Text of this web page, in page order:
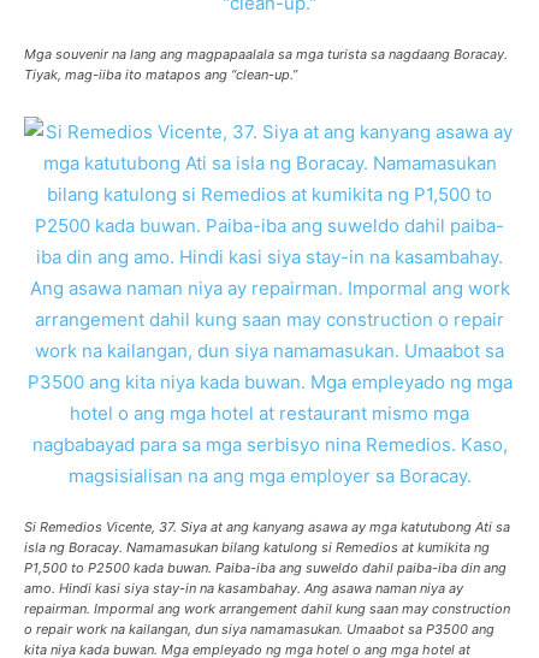
Mga souvenir na lang ang magpapaalala sa mga turista sa nagdaang Boracay.
Tiyak, mag-iiba ito matapos ang “clean-up.”
Si Remedios Vicente, 37. Siya at ang kanyang asawa ay mga katutubong Ati sa
isla ng Boracay. Namamasukan bilang katulong si Remedios at kumikita ng
P1,500 to P2500 kada buwan. Paiba-iba ang suweldo dahil paiba-iba din ang
amo. Hindi kasi siya stay-in na kasambahay. Ang asawa naman niya ay
repairman. Impormal ang work arrangement dahil kung saan may construction
o repair work na kailangan, dun siya namamasukan. Umaabot sa P3500 ang
kita niya kada buwan. Mga empleyado ng mga hotel o ang mga hotel at